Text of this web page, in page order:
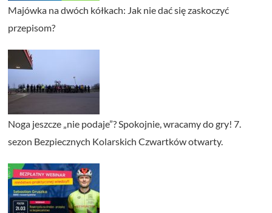
Majówka na dwóch kółkach: Jak nie dać się zaskoczyć
przepisom?
Noga jeszcze „nie podaje”? Spokojnie, wracamy do gry! 7.
sezon Bezpiecznych Kolarskich Czwartków otwarty.